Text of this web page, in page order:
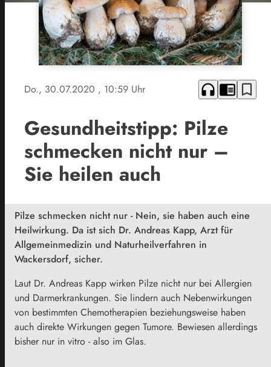
Do., 30.07.2020 , 10:59 Uhr headphones chrome_reader_mode bookmark_border
Gesundheitstipp: Pilze
schmecken nicht nur –
Sie heilen auch
Pilze schmecken nicht nur - Nein, sie haben auch eine
Heilwirkung. Da ist sich Dr. Andreas Kapp, Arzt für
Allgemeinmedizin und Naturheilverfahren in
Wackersdorf, sicher.
Laut Dr. Andreas Kapp wirken Pilze nicht nur bei Allergien
und Darmerkrankungen. Sie lindern auch Nebenwirkungen
von bestimmten Chemotherapien beziehungsweise haben
auch direkte Wirkungen gegen Tumore. Bewiesen allerdings
bisher nur in vitro - also im Glas.